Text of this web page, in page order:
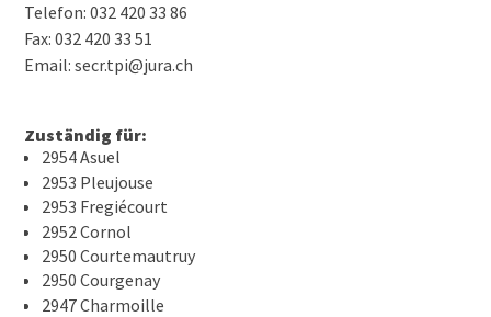
Telefon: 032 420 33 86
Fax: 032 420 33 51
Email: secr.tpi@jura.ch
Zuständig für:
2954 Asuel
2953 Pleujouse
2953 Fregiécourt
2952 Cornol
2950 Courtemautruy
2950 Courgenay
2947 Charmoille